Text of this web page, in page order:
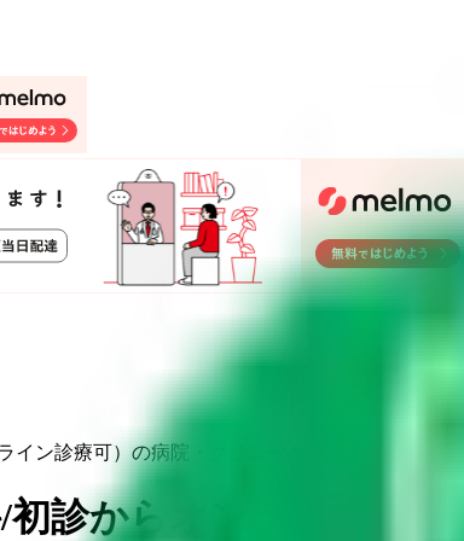
イン診療可）の病院・クリニック
診からオンライン診療可